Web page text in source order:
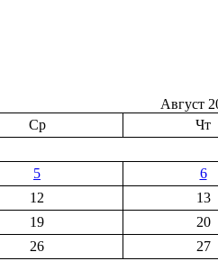
Август
Ср Чт
5 6
12 13
19 20
26 27